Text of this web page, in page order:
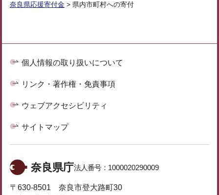
奈良県応援寄付金 > 県内市町村への寄付
個人情報の取り扱いについて
リンク・著作権・免責事項
ウェブアクセシビリティ
サイトマップ
奈良県庁法人番号： 1000020290009
〒630-8501 奈良市登大路町30